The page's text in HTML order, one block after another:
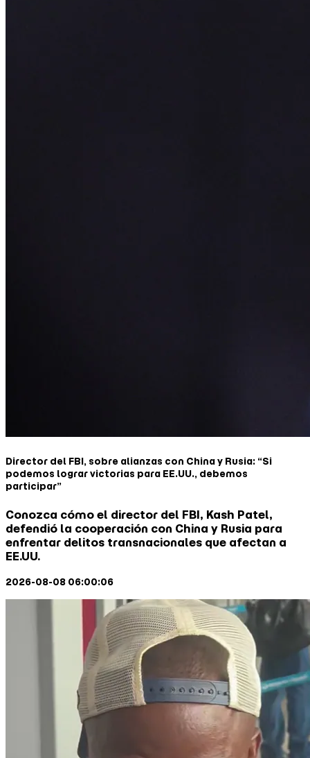
Director del FBI, sobre alianzas con China y Rusia: “Si
podemos lograr victorias para EE.UU., debemos
participar”
Conozca cómo el director del FBI, Kash Patel,
defendió la cooperación con China y Rusia para
enfrentar delitos transnacionales que afectan a
EE.UU.
2026-08-08 06:00:06